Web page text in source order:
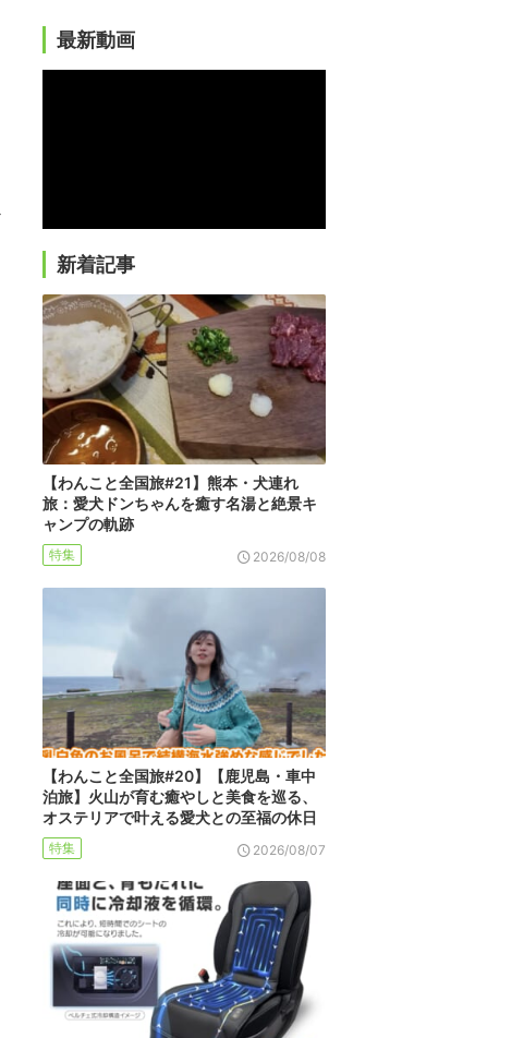
最新動画
新着記事
【わんこと全国旅#21】熊本・犬連れ
旅：愛犬ドンちゃんを癒す名湯と絶景キ
ャンプの軌跡
特集 2026/08/08
【わんこと全国旅#20】【鹿児島・車中
泊旅】火山が育む癒やしと美食を巡る、
オステリアで叶える愛犬との至福の休日
特集 2026/08/07